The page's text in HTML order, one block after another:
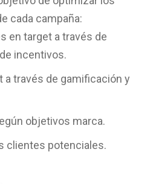
cada campaña:
en target a través de
incentivos.
a través de gamificación y
objetivos marca.
clientes potenciales.